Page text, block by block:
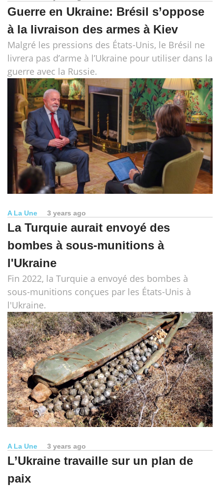
Guerre en Ukraine: Brésil s’oppose
à la livraison des armes à Kiev
Malgré les pressions des États-Unis, le Brésil ne
livrera pas d’arme à l’Ukraine pour utiliser dans la
guerre avec la Russie.
A La Une 3 years ago
La Turquie aurait envoyé des
bombes à sous-munitions à
l'Ukraine
Fin 2022, la Turquie a envoyé des bombes à
sous-munitions conçues par les États-Unis à
l'Ukraine.
A La Une 3 years ago
L’Ukraine travaille sur un plan de
paix